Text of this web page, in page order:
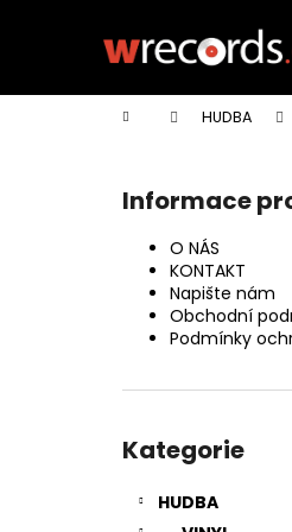
Domů HUDBA
Informace
O NÁS
KONTAKT
Napište nám
Obchodní
Podmínky
kategorie
Kategorie
HUDBA
í
Zpět
do
Zpět
do